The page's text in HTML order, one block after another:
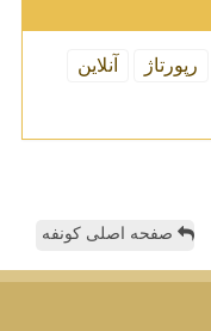
رپورتاژ
آنلاین
صفحه اصلی کونفه